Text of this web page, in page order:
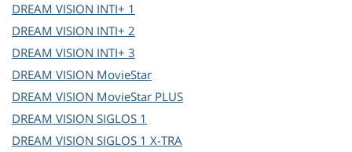
DREAM VISION INTI+ 1
DREAM VISION INTI+ 2
DREAM VISION INTI+ 3
DREAM VISION MovieStar
DREAM VISION MovieStar PLUS
DREAM VISION SIGLOS 1
DREAM VISION SIGLOS 1 X-TRA